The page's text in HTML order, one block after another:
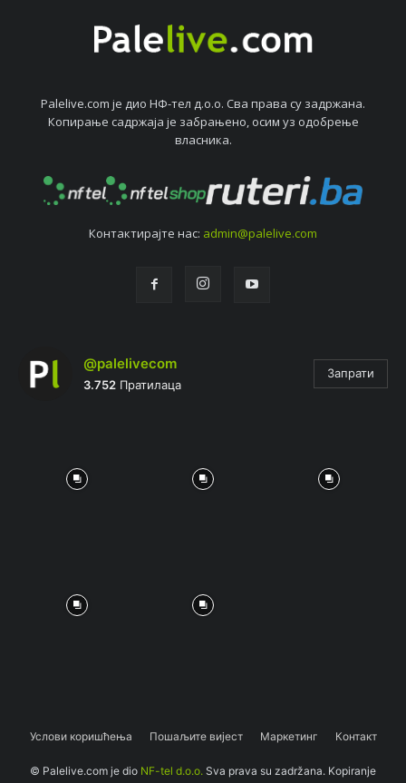
Palelive.com јe дио НФ-тeл д.о.о. Сва права су задржана.
Копирањe садржаја јe забрањeно, осим уз одобрeњe
власника.
Контактирајтe нас: admin@palelive.com
@palelivecom
3.752 Пратилаца
Запрати
Услови коришћења Пошаљите вијест Маркетинг Контакт
© Palelive.com je dio NF-tel d.o.o. Sva prava su zadržana. Kopiranje